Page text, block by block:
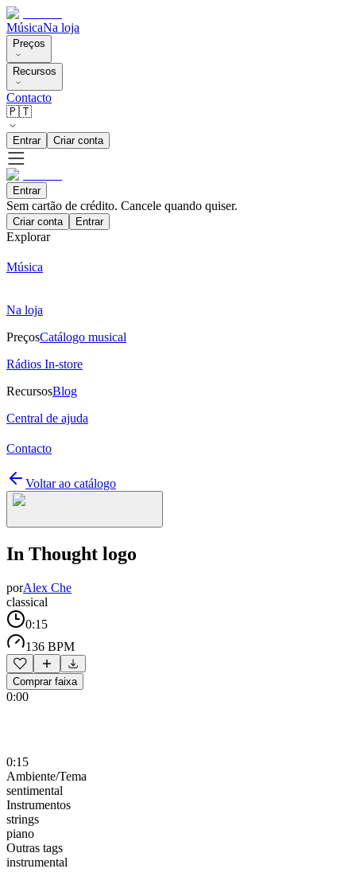
MúsicaNa loja
Preços
Recursos
Contacto
🇵🇹
Entrar Criar conta
Entrar
Sem cartão de crédito. Cancele quando quiser.
Criar conta Entrar
Explorar
Música
Na loja
PreçosCatálogo musical
Rádios In-store
RecursosBlog
Central de ajuda
Contacto
Voltar ao catálogo
In Thought logo
porAlex Che
classical
0:15
136 BPM
Comprar faixa
0:00
0:15
Ambiente/Tema
sentimental
Instrumentos
strings
piano
Outras tags
instrumental